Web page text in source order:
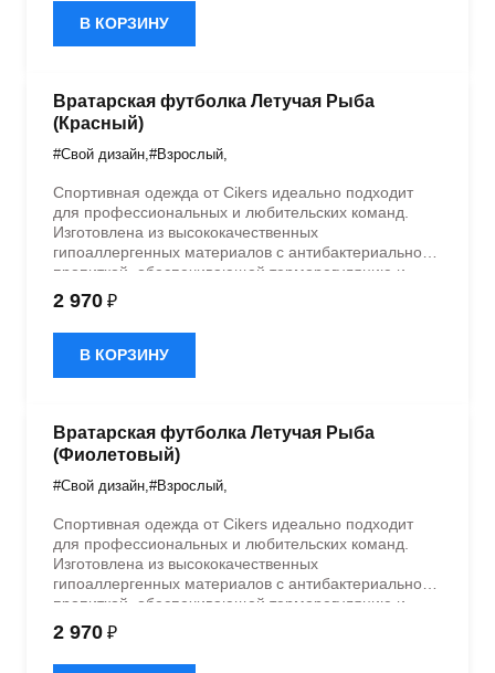
В КОРЗИНУ
Вратарская футболка Летучая Рыба
(Красный)
#Свой дизайн #Взрослый
Спортивная одежда от Cikers идеально подходит
для профессиональных и любительских команд.
Изготовлена из высококачественных
гипоаллергенных материалов с антибактериальной
пропиткой, обеспечивающей терморегуляцию и
быстрое влагоотведение. Одежда обладает
эластичностью в 5 направлениях и стильным
дизайном.
2 970 ₽
В КОРЗИНУ
Вратарская футболка Летучая Рыба
(Фиолетовый)
#Свой дизайн #Взрослый
Спортивная одежда от Cikers идеально подходит
для профессиональных и любительских команд.
Изготовлена из высококачественных
гипоаллергенных материалов с антибактериальной
пропиткой, обеспечивающей терморегуляцию и
быстрое влагоотведение. Одежда обладает
эластичностью в 5 направлениях и стильным
дизайном.
2 970 ₽